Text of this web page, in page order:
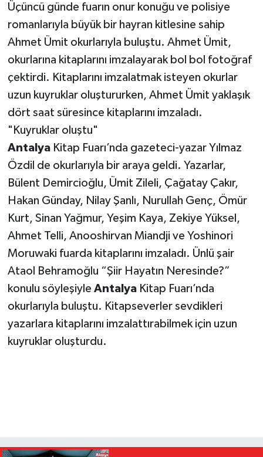
Üçüncü günde fuarın onur konuğu ve polisiye
romanlarıyla büyük bir hayran kitlesine sahip
Ahmet Ümit okurlarıyla buluştu. Ahmet Ümit,
okurlarına kitaplarını imzalayarak bol bol fotoğraf
çektirdi. Kitaplarını imzalatmak isteyen okurlar
uzun kuyruklar oluştururken, Ahmet Ümit yaklaşık
dört saat süresince kitaplarını imzaladı.
"Kuyruklar oluştu"
AntalyaKitap Fuarı’nda gazeteci-yazar Yılmaz
Özdil de okurlarıyla bir araya geldi. Yazarlar,
Bülent Demircioğlu, Ümit Zileli, Çağatay Çakır,
Hakan Günday, Nilay Şanlı, Nurullah Genç, Ömür
Kurt, Sinan Yağmur, Yeşim Kaya, Zekiye Yüksel,
Ahmet Telli, Anooshirvan Miandji ve Yoshinori
Moruwaki fuarda kitaplarını imzaladı. Ünlü şair
Ataol Behramoğlu “Şiir Hayatın Neresinde?”
konulu söyleşiyle AntalyaKitap Fuarı’nda
okurlarıyla buluştu. Kitapseverler sevdikleri
yazarlara kitaplarını imzalattırabilmek için uzun
kuyruklar oluşturdu.